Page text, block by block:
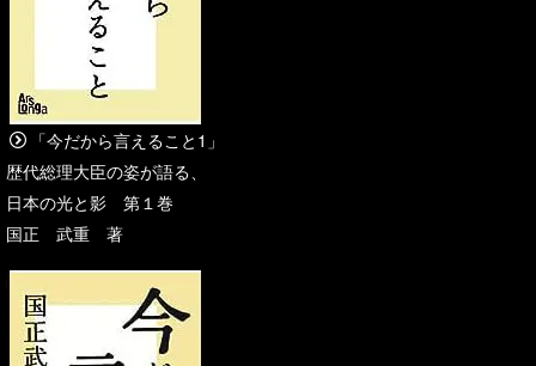
「今だから言えること1」
歴代総理大臣の姿が語る、
日本の光と影 第１巻
国正 武重 著